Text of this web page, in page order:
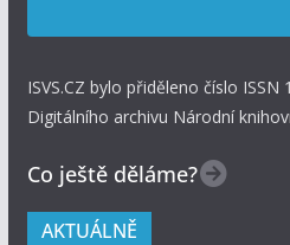
ISVS.CZ bylo přiděleno číslo
Digitálního archivu Národní
Co ještě děláme?
AKTUÁLNĚ